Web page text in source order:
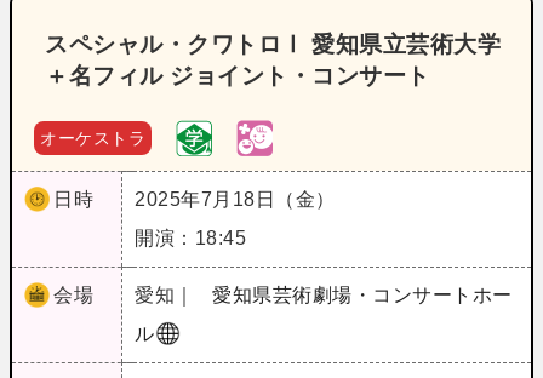
スペシャル・クワトロⅠ 愛知県立芸術大学
＋名フィル ジョイント・コンサート
オーケストラ
日時
2025年7月18日（金）
開演：18:45
会場 愛知｜
愛知県芸術劇場・コンサートホー
ル